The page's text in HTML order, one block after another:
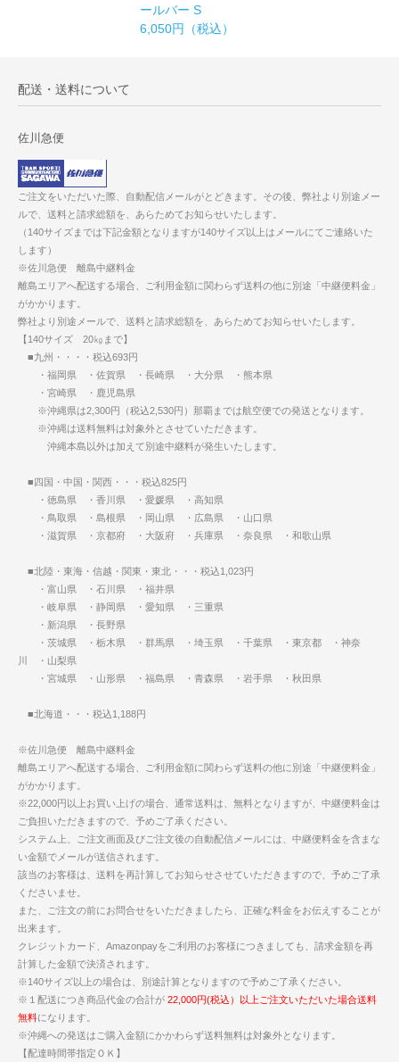
ールバー S
6,050円（税込）
配送・送料について
佐川急便
ご注文をいただいた際、自動配信メールがとどきます。その後、弊社より別途メー
ルで、送料と請求総額を、あらためてお知らせいたします。
（140サイズまでは下記金額となりますが140サイズ以上はメールにてご連絡いた
します）
※佐川急便 離島中継料金
離島エリアへ配送する場合、ご利用金額に関わらず送料の他に別途「中継便料金」
がかかります。
弊社より別途メールで、送料と請求総額を、あらためてお知らせいたします。
【140サイズ 20㎏まで】
■九州・・・・税込693円
・福岡県 ・佐賀県 ・長崎県 ・大分県 ・熊本県
・宮崎県 ・鹿児島県
※沖縄県は2,300円（税込2,530円）那覇までは航空便での発送となります。
※沖縄は送料無料は対象外とさせていただきます。
沖縄本島以外は加えて別途中継料が発生いたします。
■四国・中国・関西・・・税込825円
・徳島県 ・香川県 ・愛媛県 ・高知県
・鳥取県 ・島根県 ・岡山県 ・広島県 ・山口県
・滋賀県 ・京都府 ・大阪府 ・兵庫県 ・奈良県 ・和歌山県
■北陸・東海・信越・関東・東北・・・税込1,023円
・富山県 ・石川県 ・福井県
・岐阜県 ・静岡県 ・愛知県 ・三重県
・新潟県 ・長野県
・茨城県 ・栃木県 ・群馬県 ・埼玉県 ・千葉県 ・東京都 ・神奈
川 ・山梨県
・宮城県 ・山形県 ・福島県 ・青森県 ・岩手県 ・秋田県
■北海道・・・税込1,188円
※佐川急便 離島中継料金
離島エリアへ配送する場合、ご利用金額に関わらず送料の他に別途「中継便料金」
がかかります。
※22,000円以上お買い上げの場合、通常送料は、無料となりますが、中継便料金は
ご負担いただきますので、予めご了承ください。
システム上、ご注文画面及びご注文後の自動配信メールには、中継便料金を含まな
い金額でメールが送信されます。
該当のお客様は、送料を再計算してお知らせさせていただきますので、予めご了承
くださいませ。
また、ご注文の前にお問合せをいただきましたら、正確な料金をお伝えすることが
出来ます。
クレジットカード、Amazonpayをご利用のお客様につきましても、請求金額を再
計算した金額で決済されます。
※140サイズ以上の場合は、別途計算となりますので予めご了承ください。
※１配送につき商品代金の合計が 22,000円(税込）以上ご注文いただいた場合送料
無料になります。
※沖縄への発送はご購入金額にかかわらず送料無料は対象外となります。
【配達時間帯指定ＯＫ】